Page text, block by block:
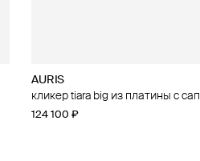
AURIS
кликер tiara big из платины с
124 100 ₽
AURIS
правый малый топ для
золота с фианитами